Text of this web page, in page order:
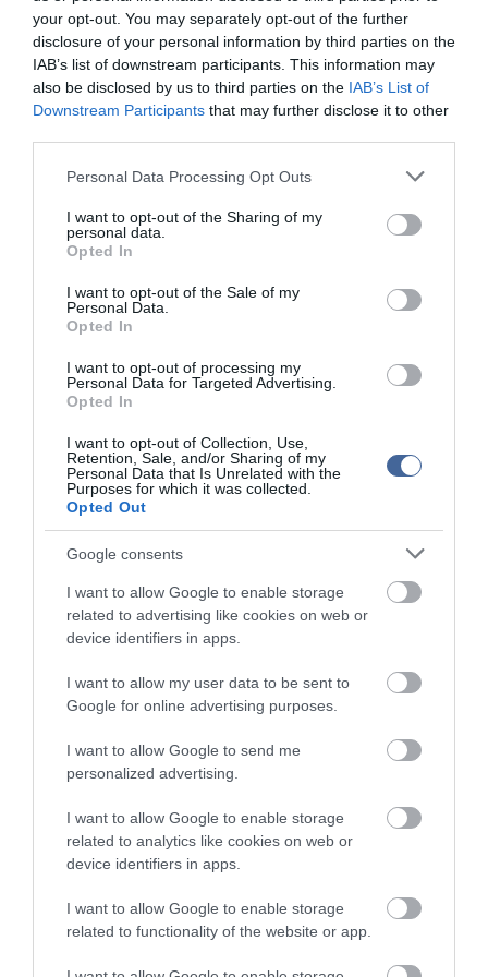
your opt-out. You may separately opt-out of the further
disclosure of your personal information by third parties on the
IAB’s list of downstream participants. This information may
also be disclosed by us to third parties on the IAB’s List of
Downstream Participants that may further disclose it to other
Please note that this website/app uses one or more Google
not limited to your visit or usage behaviour. You may click to
grant or deny consent to Google and its third-party tags to
use your data for below specified purposes in below Google
consent section.
Personal Data Processing Opt Outs
I want to opt-out of the Sharing of my
personal data.
Opted In
I want to opt-out of the Sale of my
Personal Data.
Opted In
I want to opt-out of processing my
Personal Data for Targeted Advertising.
Opted In
I want to opt-out of Collection, Use,
Retention, Sale, and/or Sharing of my
Personal Data that Is Unrelated with the
Purposes for which it was collected.
Opted Out
Google consents
I want to allow Google to enable storage
related to advertising like cookies on web or
device identifiers in apps.
I want to allow my user data to be sent to
Google for online advertising purposes.
I want to allow Google to send me
personalized advertising.
I want to allow Google to enable storage
related to analytics like cookies on web or
device identifiers in apps.
I want to allow Google to enable storage
related to functionality of the website or app.
továbbra is támogatni fogja a demokráciát az egész világon,
Ázsiától Afrikáig, Amerikától a Közel-Keletig. David Gergen, a CNN
vezető politikai kommentátora Obama eddigi legfontosabb
beszédének nevezte az újraválasztott elnök szónoklatát, amelyben
őszintén vallott hitéről és alapértékeiről, világosan beszélt a
kihívásokról és a következő négy év lehetőségeiről.
realistább beszédet mondott, mint négy évvel ezelőtti
fegyverszabályozási reformról és az államadósság kezelésének
szükségességéről. Obama jelentős kormányátalakítással kezdi
jelölést kabinetjének több posztjára.
A külügyminisztérium élére Hillary Clinton helyére John Kerryt, a
Pentagon vezetője pedig Chuck Hagel volt nebraskai republikánus
szenátor lehet Leon Panetta helyett, ha a szenátus jóváhagyja az
elnök választottját. Timothy Geithner pénzügyminisztert Jack Lew,
a Fehér Ház távozó kabinetfőnöke válthatja, akinek helyére viszont
az elnöki jelenlegi helyettes nemzetbiztonsági tanácsadója, Denis
R. McDonough kerül.
Az Egyesült Államokban 57. alkalommal iktattak be elnököt.
ciklusig. Barack Obamát, aki 2008-ban John McCain arizonai
szenátort, 2012-ben pedig Mitt Romney volt massachusettsi
kormányzót győzte le a Republikánus Párt részéről a Fehér Házért
folytatott küzdelemben, az amerikai alkotmány értelmében 2016-
ban, egymás után harmadik alkalommal már nem választhatják
Obama-eskütétel: 600-800 ezer néző érkezik Washingtonba
Algériai túszejtés: Obama segítséget ígér Algériának